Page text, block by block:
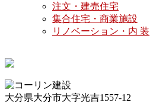
注文・建売住宅
集合住宅・商業施設
リノベーション・内 装
大分県大分市大字光吉1557-12